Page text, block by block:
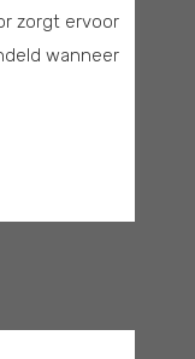
zorgt ervoor
wanneer